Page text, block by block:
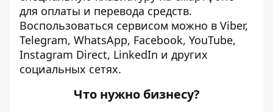
для оплаты и перевода средств.
Воспользоваться сервисом можно в Viber,
Telegram, WhatsApp, Facebook, YouTube,
Instagram Direct, LinkedIn и других
социальных сетях.
Что нужно бизнесу?